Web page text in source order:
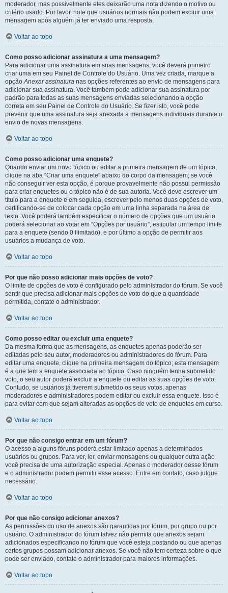
moderador, mas possivelmente eles deixarão uma nota dizendo o motivo ou
critério usado. Por favor, note que usuários normais não podem excluir uma
mensagem após alguém já ter enviado uma resposta.
Voltar ao topo
Como posso adicionar assinatura a uma mensagem?
Para adicionar uma assinatura em suas mensagens, você deverá primeiro
criar uma em seu Painel de Controle do Usuário. Uma vez criada, marque a
opçãoAnexar assinatura nas opções referentes ao envio de mensagens para
adicionar sua assinatura. Você também pode adicionar sua assinatura por
padrão para todas as suas mensagens enviadas selecionando a opção
correta em seu Painel de Controle do Usuário. Se fizer isto, você pode
prevenir que uma assinatura seja anexada a mensagens individuais durante o
envio de novas mensagens.
Voltar ao topo
Como posso adicionar uma enquete?
Quando enviar um novo tópico ou editar a primeira mensagem de um tópico,
clique na aba “Criar uma enquete” abaixo do corpo da mensagem; se você
não conseguir ver esta opção, é porque provavelmente não possui permissão
para criar enquetes ou o tópico não é de sua autoria. Você deve escrever um
título para a enquete e em seguida, escrever pelo menos duas opções de voto,
certificando-se de colocar cada opção em uma linha separada na área de
texto. Você poderá também especificar o número de opções que um usuário
poderá selecionar ao votar em “Opções por usuário”, estipular um tempo limite
para a enquete (sendo 0 ilimitado), e por último a opção de permitir aos
usuários a mudança de voto.
Voltar ao topo
Por que não posso adicionar mais opções de voto?
O limite de opções de voto é configurado pelo administrador do fórum. Se você
sentir que precisa adicionar mais opções de voto do que a quantidade
permitida, contate o administrador.
Voltar ao topo
Como posso editar ou excluir uma enquete?
Da mesma forma que as mensagens, as enquetes apenas poderão ser
editadas pelo seu autor, moderadores ou administradores do fórum. Para
editar uma enquete, clique na primeira mensagem do tópico; esta mensagem
é a que tem a enquete associada ao tópico. Caso ninguém tenha submetido
voto, o seu autor poderá excluir a enquete ou editar as suas opções de voto.
Contudo, se usuários já tiverem submetido os seus votos, apenas
moderadores e administradores podem editar ou excluir essa enquete. Isso é
para evitar com que sejam alteradas as opções de voto de enquetes em curso.
Voltar ao topo
Por que não consigo entrar em um fórum?
O acesso a alguns fóruns poderá estar limitado apenas a determinados
usuários ou grupos. Para ver, ler, enviar mensagens ou qualquer outra ação
você precisa de uma autorização especial. Apenas o moderador desse fórum
e o administrador podem permitir esse acesso. Entre em contato, caso julgue
necessário.
Voltar ao topo
Por que não consigo adicionar anexos?
As permissões do uso de anexos são garantidas por fórum, por grupo ou por
usuário. O administrador do fórum talvez não permita que anexos sejam
adicionados especificando no fórum que você esteja postando ou que apenas
certos grupos possam adicionar anexos. Se você não tem certeza sobre o que
pode ser enviado, contate o administrador para maiores informações.
Voltar ao topo